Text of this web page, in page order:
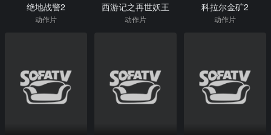
绝地战警2
动作片
西游记之再世妖王
动作片
科拉尔金矿2
动作片